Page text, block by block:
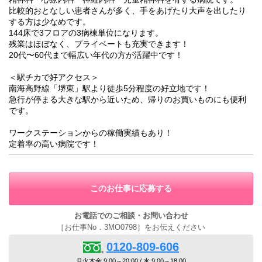
比較的おとなしい患者さんが多く、手をあげたり大声を出したり
する方は少なめです。
144床で3フロアの3病棟単位になります。
残業はほぼなく、プライベートも充実できます！
20代〜60代まで幅広い年代の方が活躍中です！
＜駅チカで好アクセス＞
南海高野線「堺東」駅より徒歩5分程度の好立地です！
急行が停まる大きな駅から近いため、帰りのお買いものにも便利
です。
ワークステーションからの稼働実績もあり！
定着率の高い病院です！
このお仕事に応募する
お電話でのご相談・お問い合わせ
［お仕事No．3MO0798］をお伝えください
0120-809-606